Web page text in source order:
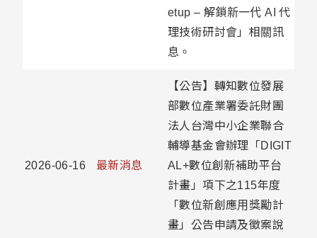
etup – 解鎖新一代 AI 代
理技術研討會」相關訊
息。
2026-06-16 最新消息
【公告】轉知數位發展
部數位產業署委託財團
法人台灣中小企業聯合
輔導基金會辦理「DIGIT
AL+數位創新補助平台
計畫」項下之115年度
「數位新創應用獎勵計
畫」公告申請及徵案說